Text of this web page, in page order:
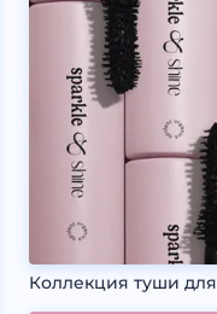
Коллекция туши